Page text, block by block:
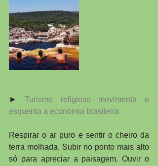
► Turismo religioso movimenta e
esquenta a economia brasileira
Respirar o ar puro e sentir o cheiro da
terra molhada. Subir no ponto mais alto
só para apreciar a paisagem. Ouvir o